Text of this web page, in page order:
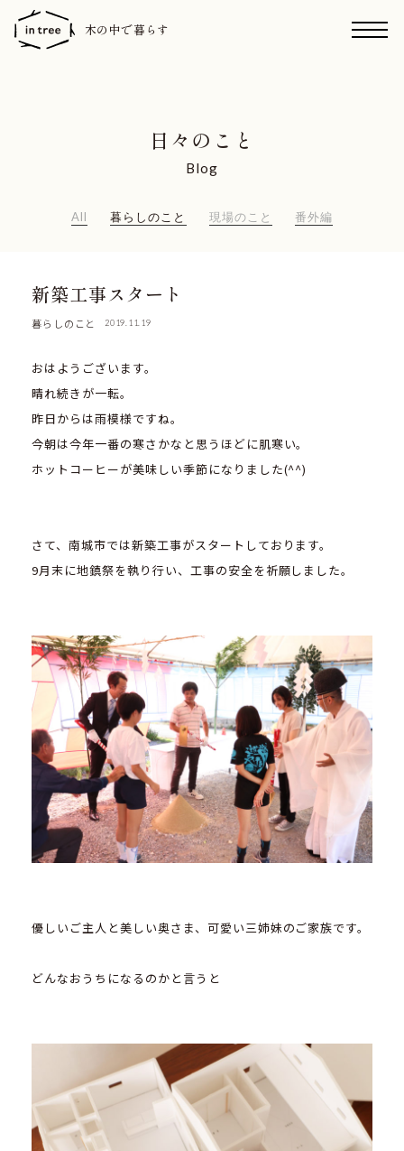
木の中で暮らす
日々のこと
Blog
All 暮らしのこと 現場のこと 番外編
新築工事スタート
暮らしのこと 2019.11.19
おはようございます。
晴れ続きが一転。
昨日からは雨模様ですね。
今朝は今年一番の寒さかなと思うほどに肌寒い。
ホットコーヒーが美味しい季節になりました(^^)
さて、南城市では新築工事がスタートしております。
9月末に地鎮祭を執り行い、工事の安全を祈願しました。
優しいご主人と美しい奥さま、可愛い三姉妹のご家族です。
どんなおうちになるのかと言うと